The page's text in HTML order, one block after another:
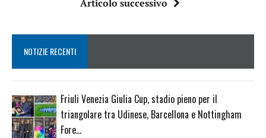
Articolo successivo
NOTIZIE RECENTI
Friuli Venezia Giulia Cup, stadio pieno per il
triangolare tra Udinese, Barcellona e Nottingham
Fore…